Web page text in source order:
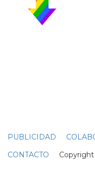
PUBLICIDAD
CONTACTO Copyright